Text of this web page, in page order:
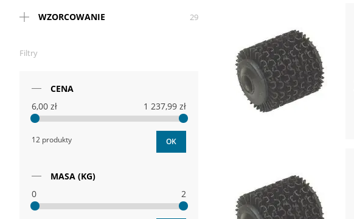
WZORCOWANIE 29
Filtry
CENA
6,00 zł
1 237,99 zł
12 produkty OK
MASA (KG)
0
2